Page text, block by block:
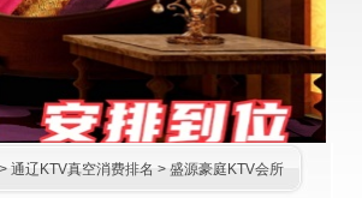
> 通辽KTV真空消费排名 > 盛源豪庭KTV会所